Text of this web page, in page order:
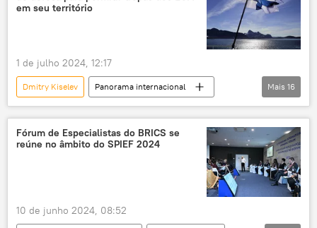
Margarita Simonyan
Departamento de Controle de Ativos Estrangeiros do Departamento do Tesouro dos EUA (OFAC)
sanções
guerra de sanções
liberdade de imprensa
em seu território
1 de julho 2024, 12:17
Dmitry Kiselev
Panorama internacional
Europa
Defesa
Vladimir Putin
Finlândia
Estados Unidos
Suécia
Sputnik
OTAN
Kremlin
tensão geopolítica
Mais 16
Fórum de Especialistas do BRICS se
reúne no âmbito do SPIEF 2024
10 de junho 2024, 08:52